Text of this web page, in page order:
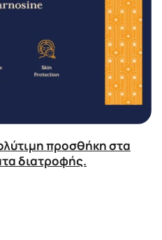
προσθήκη στα
διατροφής.